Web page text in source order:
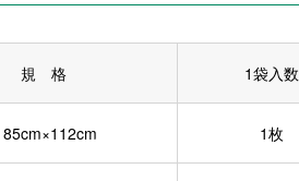
規 格 1袋入数
85cm×112cm 1枚